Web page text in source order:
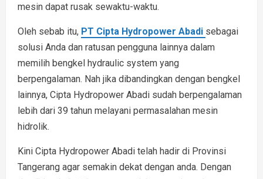
mesin dapat rusak sewaktu-waktu.
Oleh sebab itu, PT Cipta Hydropower Abadi sebagai
solusi Anda dan ratusan pengguna lainnya dalam
memilih bengkel hydraulic system yang
berpengalaman. Nah jika dibandingkan dengan bengkel
lainnya, Cipta Hydropower Abadi sudah berpengalaman
lebih dari 39 tahun melayani permasalahan mesin
hidrolik.
Kini Cipta Hydropower Abadi telah hadir di Provinsi
Tangerang agar semakin dekat dengan anda. Dengan